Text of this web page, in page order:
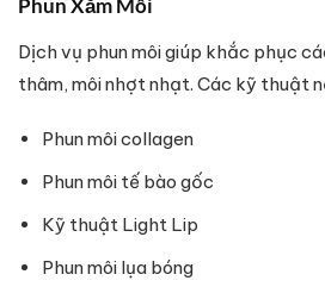
Phun Xăm Môi
Dịch vụ phun môi giúp khắc phục
thâm, môi nhợt nhạt. Các kỹ thuật
Phun môi collagen
Phun môi tế bào gốc
Kỹ thuật Light Lip
Phun môi lụa bóng